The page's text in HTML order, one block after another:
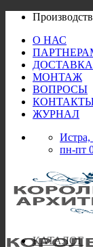
Skip
contentО НАС
ДОСТАВКА
МОНТАЖ
ВОПРОСЫ
ЖУРНАЛ
Истра,
пн-пт
КАТАЛОГ